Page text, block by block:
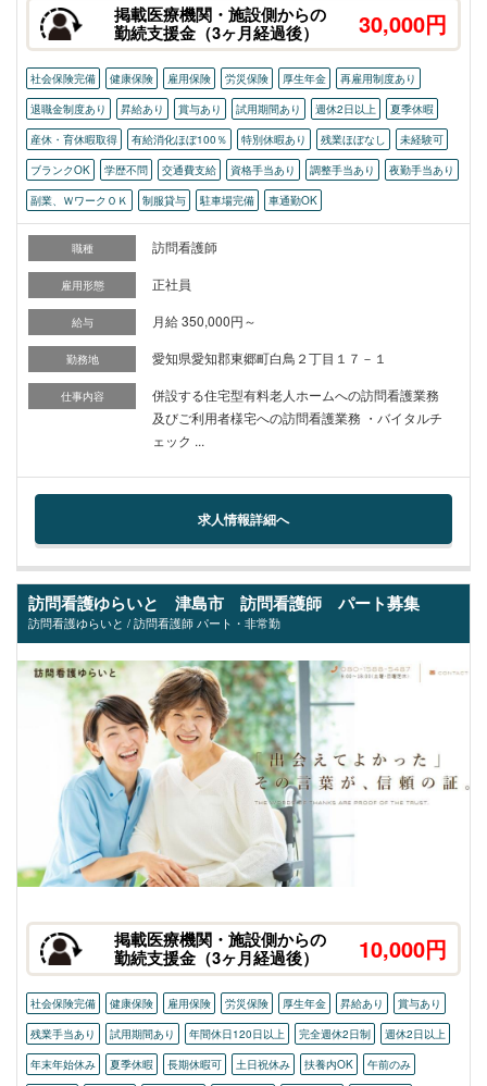
掲載医療機関・施設側からの
勤続支援金（3ヶ月経過後） 30,000円
社会保険完備 健康保険 雇用保険 労災保険 厚生年金
再雇用制度あり
退職金制度あり
昇給あり 賞与あり 試用期間あり 週休2日以上
夏季休暇
産休・育休暇取得
有給消化ほぼ100％ 特別休暇あり 残業ほぼなし
未経験可
ブランクOK
学歴不問 交通費支給 資格手当あり 調整手当あり
夜勤手当あり
副業、ＷワークＯＫ
制服貸与 駐車場完備 車通勤OK
職種 訪問看護師
雇用形態 正社員
給与 月給 350,000円～
勤務地 愛知県愛知郡東郷町白鳥２丁目１７－１
仕事内容
併設する住宅型有料老人ホームへの訪問看護業務
及びご利用者様宅への訪問看護業務 ・バイタルチ
ェック ...
求人情報詳細へ
訪問看護ゆらいと 津島市 訪問看護師 パート募集
訪問看護ゆらいと / 訪問看護師 パート・非常勤
掲載医療機関・施設側からの
勤続支援金（3ヶ月経過後） 10,000円
社会保険完備 健康保険 雇用保険 労災保険 厚生年金 昇給あり
賞与あり
残業手当あり
試用期間あり 年間休日120日以上 完全週休2日制
週休2日以上
年末年始休み
夏季休暇 長期休暇可 土日祝休み 扶養内OK 午前のみ